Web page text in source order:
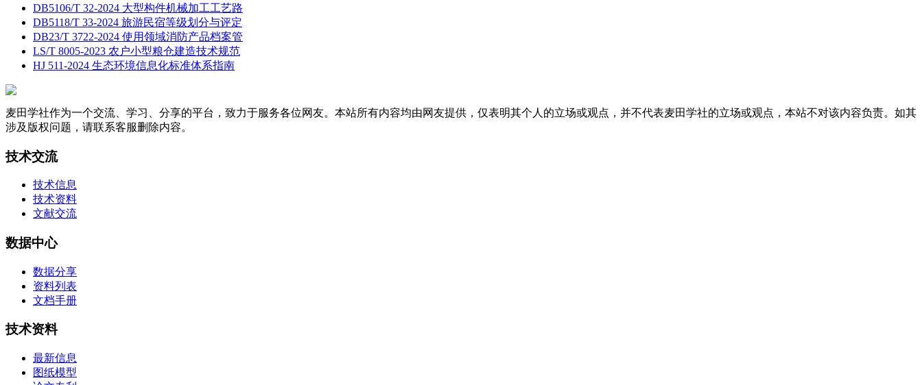
DB5106/T 32-2024 大型构件机械加工工艺路
DB5118/T 33-2024 旅游民宿等级划分与评定
DB23/T 3722-2024 使用领域消防产品档案管
LS/T 8005-2023 农户小型粮仓建造技术规范
HJ 511-2024 生态环境信息化标准体系指南
麦田学社作为一个交流、学习、分享的平台，致力于服务各位网友。本站所有内容均由网友提供，仅表明其个人的立场或观点，并不代表麦田学社的立场或观点，本站不对该内容负责。如其
涉及版权问题，请联系客服删除内容。
技术交流
技术信息
技术资料
文献交流
数据中心
数据分享
资料列表
文档手册
技术资料
最新信息
图纸模型